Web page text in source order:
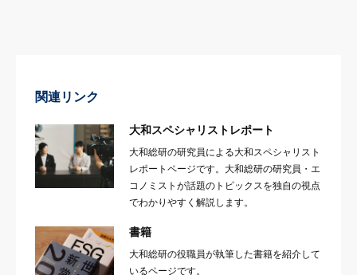
関連リンク
大和スペシャリストレポート
大和総研の研究員による大和スペシャリスト
レポートページです。大和総研の研究員・エ
コノミストが話題のトピックスを独自の視点
でわかりやすく解説します。
書籍
大和総研の役職員が執筆した書籍を紹介して
いるページです。